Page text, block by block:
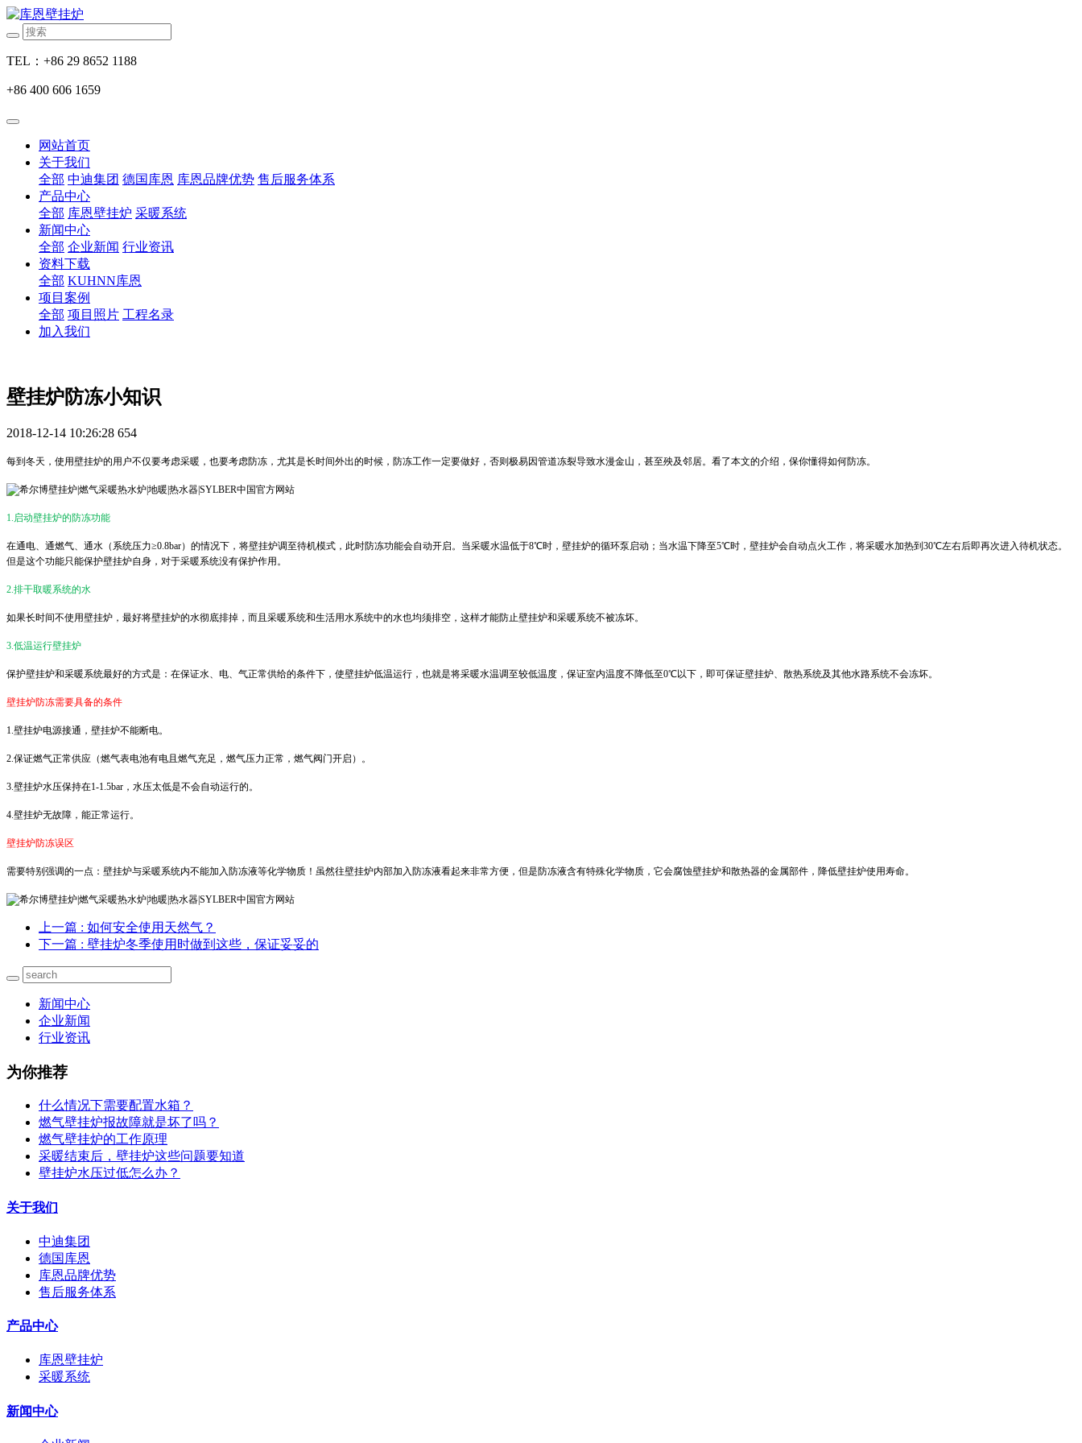
TEL：+86 29 8652 1188
+86 400 606 1659
网站首页
关于我们
全部 中迪集团 德国库恩 库恩品牌优势 售后服务体系
产品中心
全部 库恩壁挂炉 采暖系统
新闻中心
全部 企业新闻 行业资讯
资料下载
全部 KUHNN库恩
项目案例
全部 项目照片 工程名录
加入我们
壁挂炉防冻小知识
2018-12-14 10:26:28 654
每到冬天，使用壁挂炉的用户不仅要考虑采暖，也要考虑防冻，尤其是长时间外出的时候，防冻工作一定要做好，否则极易因管道冻裂导致水漫金山，甚至殃及邻居。看了本文的介绍，保你懂得如何防冻。
1.启动壁挂炉的防冻功能
在通电、通燃气、通水（系统压力≥0.8bar）的情况下，将壁挂炉调至待机模式，此时防冻功能会自动开启。当采暖水温低于8℃时，壁挂炉的循环泵启动；当水温下降至5℃时，壁挂炉会自动点火工作，将采暖水加热到30℃左右后即再次进入待机状态。
但是这个功能只能保护壁挂炉自身，对于采暖系统没有保护作用。
2.排干取暖系统的水
如果长时间不使用壁挂炉，最好将壁挂炉的水彻底排掉，而且采暖系统和生活用水系统中的水也均须排空，这样才能防止壁挂炉和采暖系统不被冻坏。
3.低温运行壁挂炉
保护壁挂炉和采暖系统最好的方式是：在保证水、电、气正常供给的条件下，使壁挂炉低温运行，也就是将采暖水温调至较低温度，保证室内温度不降低至0℃以下，即可保证壁挂炉、散热系统及其他水路系统不会冻坏。
壁挂炉防冻需要具备的条件
1.壁挂炉电源接通，壁挂炉不能断电。
2.保证燃气正常供应（燃气表电池有电且燃气充足，燃气压力正常，燃气阀门开启）。
3.壁挂炉水压保持在1-1.5bar，水压太低是不会自动运行的。
4.壁挂炉无故障，能正常运行。
壁挂炉防冻误区
需要特别强调的一点：壁挂炉与采暖系统内不能加入防冻液等化学物质！虽然往壁挂炉内部加入防冻液看起来非常方便，但是防冻液含有特殊化学物质，它会腐蚀壁挂炉和散热器的金属部件，降低壁挂炉使用寿命。
上一篇 : 如何安全使用天然气？
下一篇 : 壁挂炉冬季使用时做到这些，保证妥妥的
新闻中心
企业新闻
行业资讯
为你推荐
什么情况下需要配置水箱？
燃气壁挂炉报故障就是坏了吗？
燃气壁挂炉的工作原理
采暖结束后，壁挂炉这些问题要知道
壁挂炉水压过低怎么办？
关于我们
中迪集团
德国库恩
库恩品牌优势
售后服务体系
产品中心
库恩壁挂炉
采暖系统
新闻中心